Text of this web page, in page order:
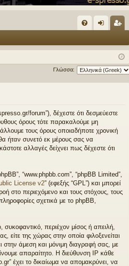
χν
ές
ερ
ήσ
εις
δε
ση
ρα
φ
ή
Γλώσσα:
forum”), δέχεστε ότι δεσμεύεστε
όρους τότε παρακαλούμε μη
τους όρους οποιαδήποτε χρονική
ήταν συνετό εκ μέρους σας να
αλλαγές δείχνει πως δέχεστε ότι
“www.phpbb.com”, “phpBB Limited”,
License v2” (εφεξής “GPL”) και μπορεί
στο περιεχόμενο και τους στόχους, τους
σχετικά με το phpBB,
περιέχον μίσος ή απειλή,
είτε της χώρας στην οποία φιλοξενείται
στην άμεση και μόνιμη διαγραφή σας, με
απαραίτητο. Η διεύθυνση IP κάθε
έχει το δικαίωμα να απομακρύνει, να